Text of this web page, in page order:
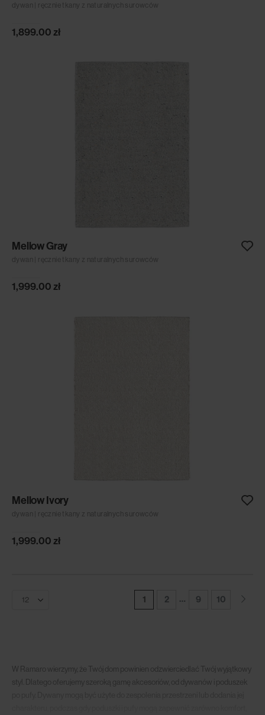
dywan | ręcznie tkany z naturalnych surowców
1,899.00 zł
Mellow Gray
dywan | ręcznie tkany z naturalnych surowców
1,999.00 zł
Mellow Ivory
dywan | ręcznie tkany z naturalnych surowców
1,999.00 zł
1 2 … 9 10
W Ramaro wierzymy, że Twój dom powinien odzwierciedlać Twój wyjątkowy
styl. Dlatego oferujemy szeroką gamę akcesoriów, od dywanów i poduszek